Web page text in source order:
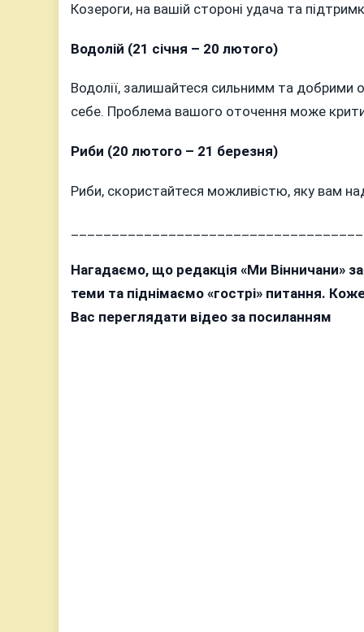
Козероги, на вашій стороні удача та
Водолій (21 січня – 20 лютого)
Водолії, залишайтеся сильнимм та добрими
себе. Проблема вашого оточення може
Риби (20 лютого – 21 березня)
Риби, скористайтеся можливістю, яку вам
Нагадаємо, що редакція «Ми Вінничани»
теми та піднімаємо «гострі» питання.
Вас переглядати відео за посиланням